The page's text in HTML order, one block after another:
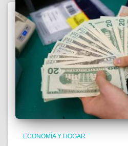
ECONOMÍA Y HOGAR